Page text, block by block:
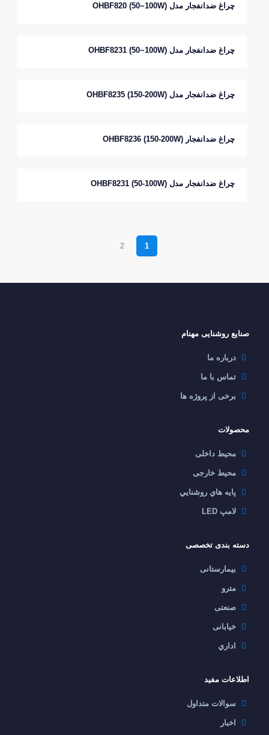
چراغ ضدانفجار مدل OHBF820 (50~100W)
چراغ ضدانفجار مدل OHBF8231 (50~100W)
چراغ ضدانفجار مدل OHBF8235 (150-200W)
چراغ ضدانفجار OHBF8236 (150-200W)
چراغ ضدانفجار مدل OHBF8231 (50-100W)
1
2
صنایع روشنایی مهنام
درباره ما
تماس با ما
برخی از پروژه ها
محصولات
محیط داخلی
محیط خارجی
پايه هاي روشنايي
لامپ LED
دسته بندی تخصصی
بیمارستانی
مترو
صنعتی
خیابانی
اداري
اطلاعات مفید
سوالات متداول
اخبار